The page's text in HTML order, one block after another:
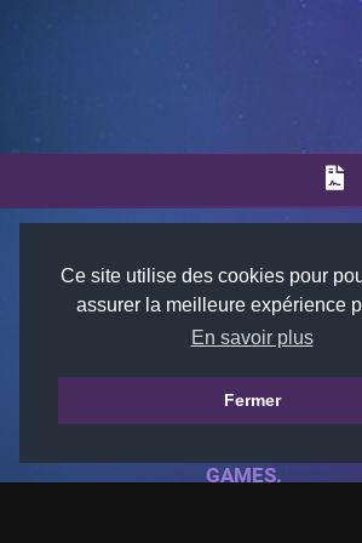
Ce site utilise des cookies pour
assurer la meilleure expérience
En savoir plus
Fermer
© 2018-2026
SITE WEB
TOUTES LES
GAMES.